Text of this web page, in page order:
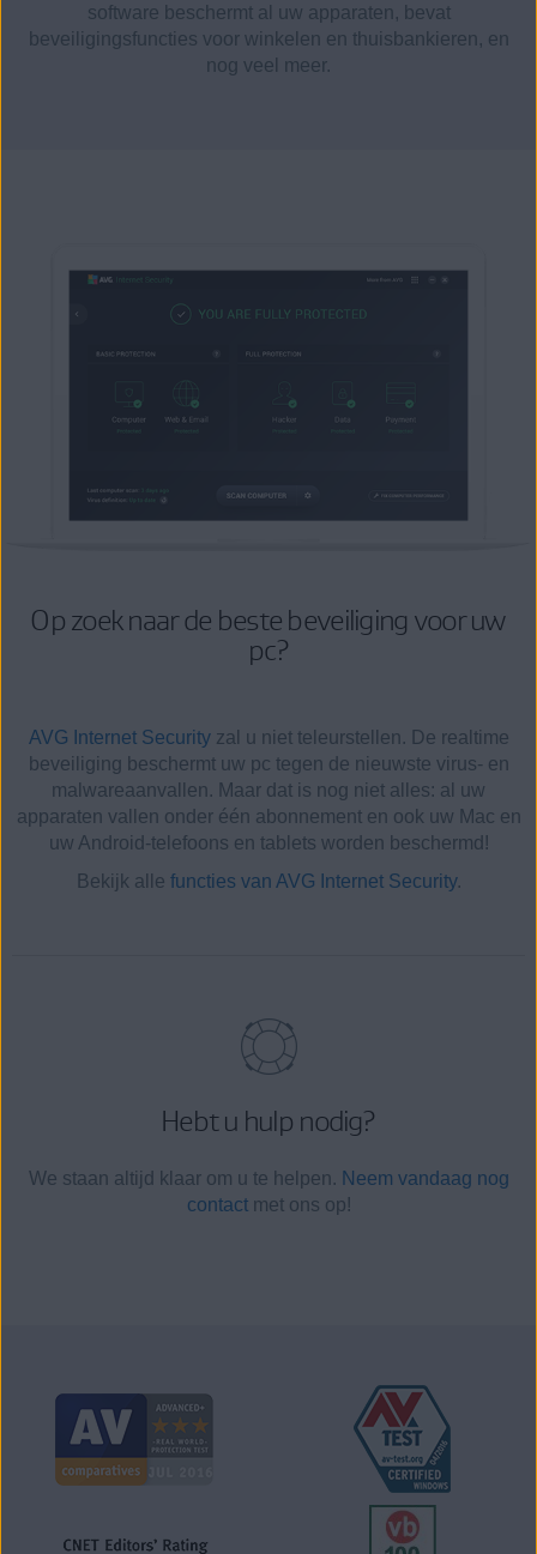
software beschermt al uw apparaten, bevat
beveiligingsfuncties voor winkelen en thuisbankieren, en
nog veel meer.
Op zoek naar de beste beveiliging voor uw
pc?
AVG Internet Securityzal u niet teleurstellen. De realtime
beveiliging beschermt uw pc tegen de nieuwste virus- en
malwareaanvallen. Maar dat is nog niet alles: al uw
apparaten vallen onder één abonnement en ook uw Mac en
uw Android-telefoons en tablets worden beschermd!
Bekijk alle functies van AVG Internet Security.
Hebt u hulp nodig?
We staan altijd klaar om u te helpen. Neem vandaag nog
contactmet ons op!